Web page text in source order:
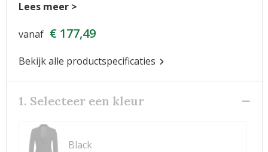
vanaf € 177,49
Bekijk alle productspecificaties
1. Selecteer een kleur
Black